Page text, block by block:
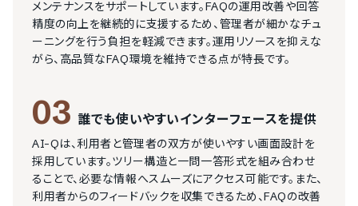
メンテナンスをサポートしています。FAQの運用改善や回答
精度の向上を継続的に支援するため、管理者が細かなチュ
ーニングを行う負担を軽減できます。運用リソースを抑えな
がら、高品質なFAQ環境を維持できる点が特長です。
03 誰でも使いやすいインターフェースを提供
AI-Qは、利用者と管理者の双方が使いやすい画面設計を
採用しています。ツリー構造と一問一答形式を組み合わせ
ることで、必要な情報へスムーズにアクセス可能です。また、
利用者からのフィードバックを収集できるため、FAQの改善